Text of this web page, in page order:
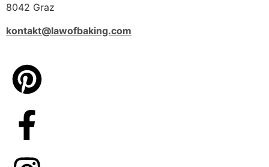
8042 Graz
kontakt@lawofbaking.com